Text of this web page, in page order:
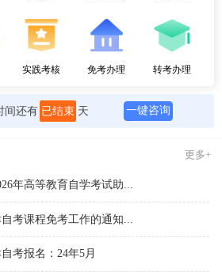
实践考核 免考办理 转考办理
间还有 已结束 天 一键咨询
更多+
年高等教育自学考试助...
考课程免考工作的通知...
考报名：24年5月